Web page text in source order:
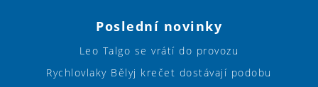
Poslední novinky
Leo Talgo se vrátí do provozu
Rychlovlaky Bělyj krečet dostávají podobu